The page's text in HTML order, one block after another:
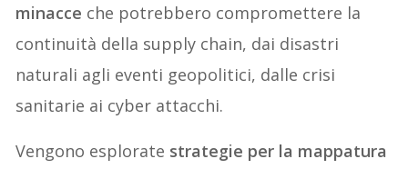
minacce che potrebbero compromettere la
continuità della supply chain, dai disastri
naturali agli eventi geopolitici, dalle crisi
sanitarie ai cyber attacchi.
Vengono esplorate strategie per la mappatura